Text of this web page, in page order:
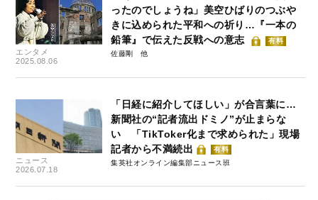
エンタメ
2025.08.06
ったのでしょうね」美空ひばりのつぶや
きに込められた平和への祈り…『一本の
鉛筆』で伝えた反戦への意志
有料
佐藤剛
ニュース
2026.07.18
「日経に紹介してほしい」が合言葉に…
新聞社の“記者流出ドミノ”が止まらな
い 「TikToker化まで求められた」現場
記者から不満続出
有料
集英社オンライン編集部ニュース班